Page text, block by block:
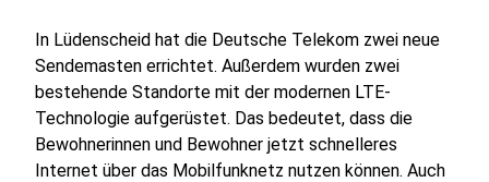
In Lüdenscheid hat die Deutsche Telekom zwei neue
Sendemasten errichtet. Außerdem wurden zwei
bestehende Standorte mit der modernen LTE-
Technologie aufgerüstet. Das bedeutet, dass die
Bewohnerinnen und Bewohner jetzt schnelleres
Internet über das Mobilfunknetz nutzen können. Auch